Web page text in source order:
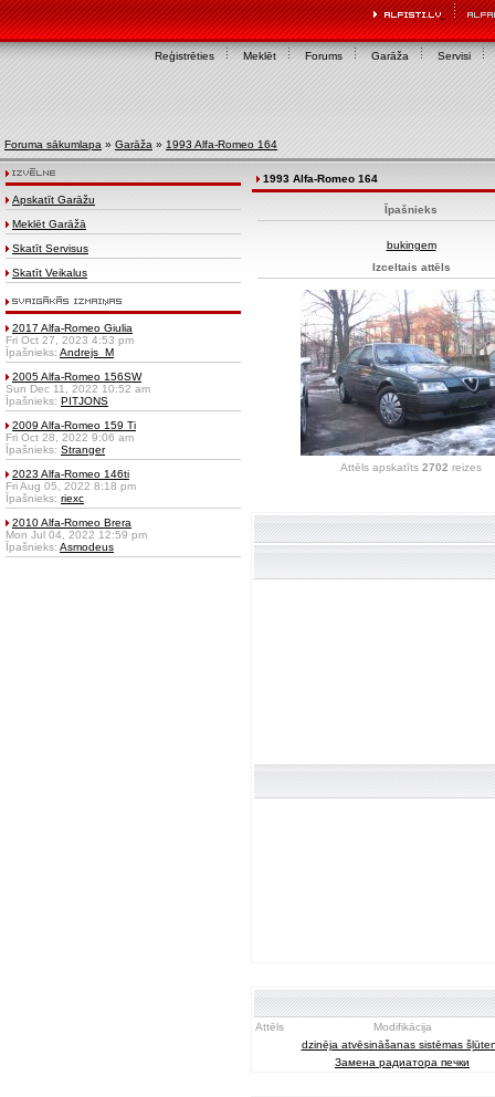
Reģistrēties Meklēt Forums Garāža Servisi
Foruma sākumlapa » Garāža » 1993 Alfa-Romeo 164
Apskatīt Garāžu
Meklēt Garāžā
Skatīt Servisus
Skatīt Veikalus
2017 Alfa-Romeo Giulia
Fri Oct 27, 2023 4:53 pm
Īpašnieks: Andrejs_M
2005 Alfa-Romeo 156SW
Sun Dec 11, 2022 10:52 am
Īpašnieks: PITJONS
2009 Alfa-Romeo 159 Ti
Fri Oct 28, 2022 9:06 am
Īpašnieks: Stranger
2023 Alfa-Romeo 146ti
Fri Aug 05, 2022 8:18 pm
Īpašnieks: riexc
2010 Alfa-Romeo Brera
Mon Jul 04, 2022 12:59 pm
Īpašnieks: Asmodeus
1993 Alfa-Romeo 164
Īpašnieks
bukingem
Izceltais attēls
Attēls apskatīts 2702 reizes
Attēls
Modifikācija
dzinēja atvēsināšanas sistēmas
Замена радиатора печки